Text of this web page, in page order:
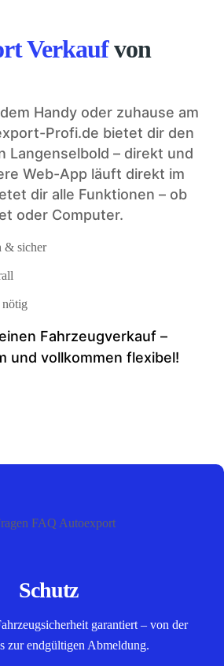
Verkaufvon
Handy oder zuhause am
Profi.de bietet dir den
Langenselbold – direkt und
Web-App läuft direkt im
dir alle Funktionen – ob
oder Computer.
& sicher
Fahrzeugverkauf –
und vollkommen flexibel!
Schutz
garantiert – von der
zur endgültigen Abmeldung.